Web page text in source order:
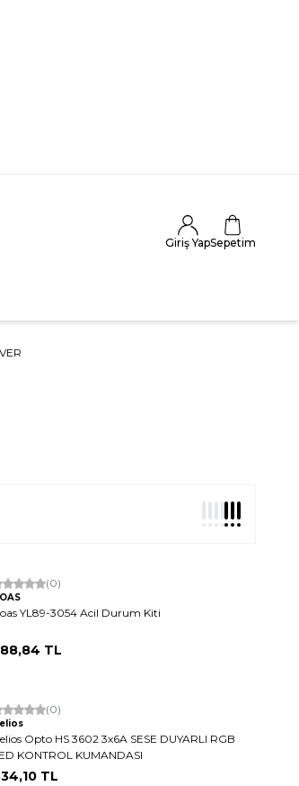
Giriş YapSepetim
(0)
YL89-3054 Acil Durum Kiti
TL
(0)
Opto HS 3602 3x6A SESE DUYARLI RGB
KONTROL KUMANDASI
TL